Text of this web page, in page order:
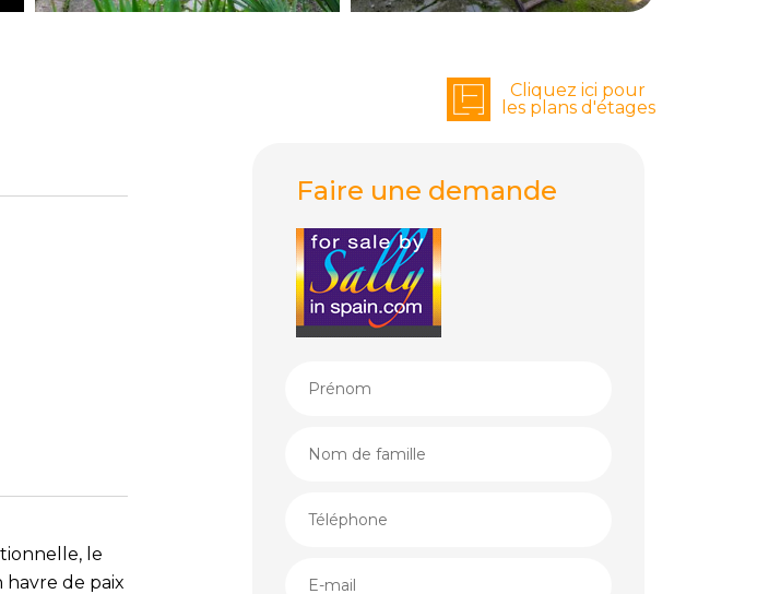
Cliquez ici pour
les plans d'étages
le
de paix
Faire une demande